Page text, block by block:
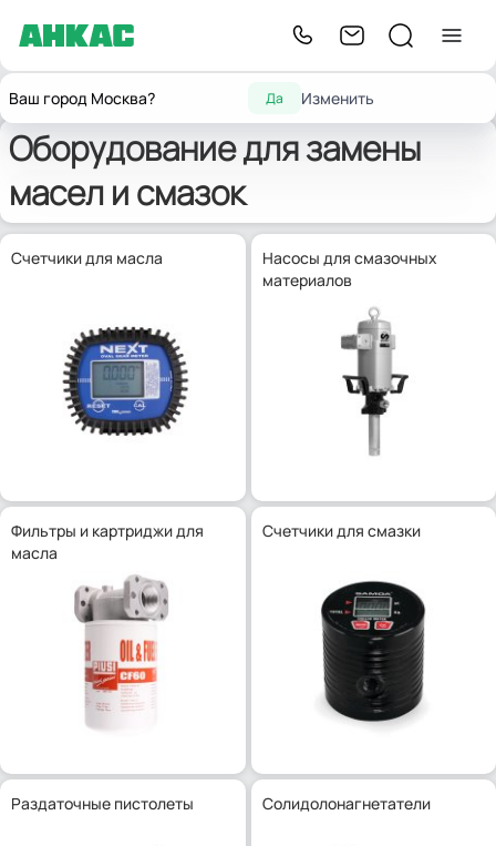
Ваш город Москва? Да Изменить
Главнаяавтосервиса
и смазок
Оборудование для замены
масел и смазок
Счетчики для масла
Насосы для смазочных
материалов
Фильтры и картриджи для
масла
Счетчики для смазки
Раздаточные пистолеты Солидолонагнетатели